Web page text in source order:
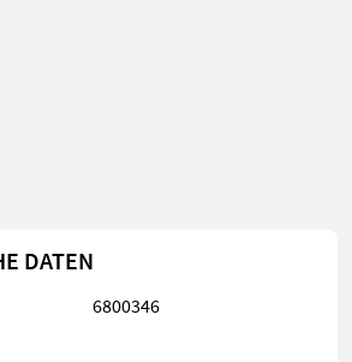
DATEN
6800346